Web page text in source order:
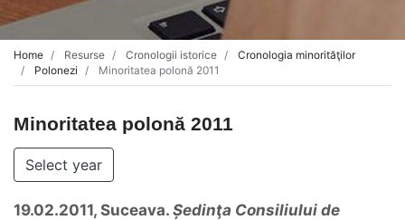
Home Resurse Cronologii istorice
Cronologia minorităţilor
Polonezi
Minoritatea polonă 2011
Minoritatea polonă 2011
Select year
19.02.2011, Suceava. Ședinţa Consiliului de